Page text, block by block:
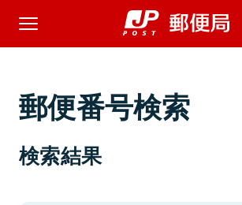
郵便番号検索
検索結果